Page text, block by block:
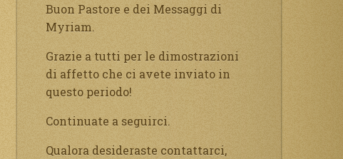
Buon Pastore e dei Messaggi di
Myriam.
Grazie a tutti per le dimostrazioni
di affetto che ci avete inviato in
questo periodo!
Continuate a seguirci.
Qualora desideraste contattarci,